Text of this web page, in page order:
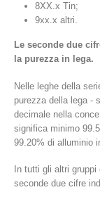
8XX.x Tin;
9xx.x altri.
Le seconde due
la purezza in lega.
Nelle leghe della
purezza della lega -
decimale nella
significa minimo
99.20% di alluminio
In tutti gli altri
seconde due cifre